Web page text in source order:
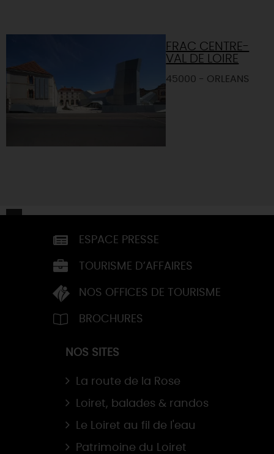
FRAC CENTRE-
VAL DE LOIRE
45000 - ORLEANS
ESPACE PRESSE
TOURISME D’AFFAIRES
NOS OFFICES DE TOURISME
BROCHURES
NOS SITES
La route de la Rose
Loiret, balades & randos
Le Loiret au fil de l'eau
Patrimoine du Loiret